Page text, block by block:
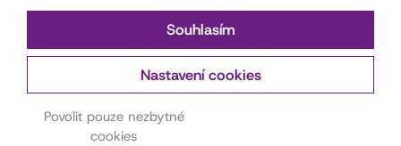
Kontakt pro pořadatele
akcí
Souhlasím
Nastavení cookies
Povolit pouze nezbytné
cookies